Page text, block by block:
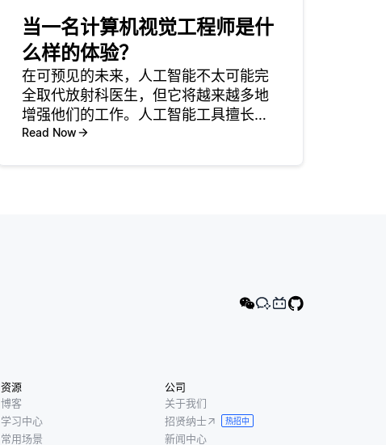
当一名计算机视觉工程师是什
么样的体验？
在可预见的未来，人工智能不太可能完
全取代放射科医生，但它将越来越多地
增强他们的工作。人工智能工具擅长分
析医学图像，如x射线和核磁共振成像，
Read Now
资源
博客
学习中心
常用场景
公司
关于我们
招贤纳士
热招中
新闻中心